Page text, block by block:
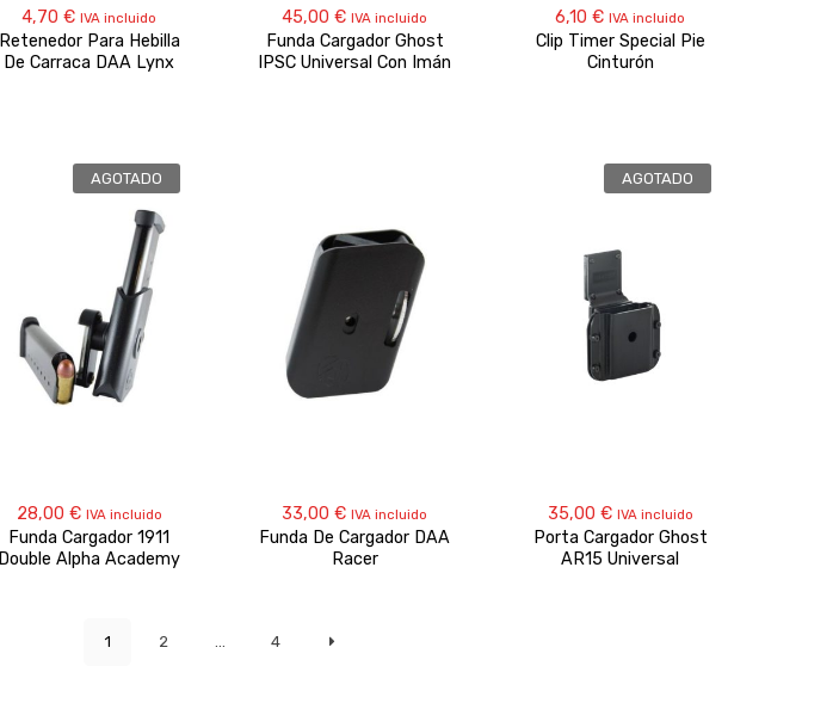
4,70€ IVA incluido
Retenedor Para Hebilla
De Carraca DAA Lynx
45,00€ IVA incluido
Funda Cargador Ghost
IPSC Universal Con Imán
6,10€ IVA incluido
Clip Timer Special Pie
Cinturón
AGOTADO
28,00 € IVA incluido
Funda Cargador 1911
Double Alpha Academy
33,00€ IVA incluido
Funda De Cargador DAA
Racer
AGOTADO
35,00 € IVA incluido
Porta Cargador Ghost
AR15 Universal
1 2 … 4